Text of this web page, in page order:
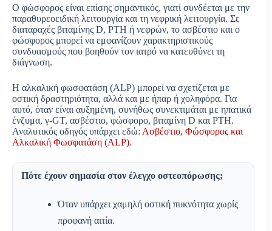
Ο φώσφορος είναι επίσης σημαντικός, γιατί συνδέεται με την
παραθυρεοειδική λειτουργία και τη νεφρική λειτουργία. Σε
διαταραχές βιταμίνης D, PTH ή νεφρών, το ασβέστιο και ο
φώσφορος μπορεί να εμφανίζουν χαρακτηριστικούς
συνδυασμούς που βοηθούν τον ιατρό να κατευθύνει τη
διάγνωση.
Η αλκαλική φωσφατάση (ALP) μπορεί να σχετίζεται με
οστική δραστηριότητα, αλλά και με ήπαρ ή χοληφόρα. Για
αυτό, όταν είναι αυξημένη, συνήθως συνεκτιμάται με ηπατικά
ένζυμα, γ-GT, ασβέστιο, φώσφορο, βιταμίνη D και PTH.
Αναλυτικός οδηγός υπάρχει εδώ: Ασβέστιο, Φώσφορος και
Αλκαλική Φωσφατάση (ALP).
Πότε έχουν σημασία στον έλεγχο οστεοπόρωσης;
Όταν υπάρχει χαμηλή οστική πυκνότητα χωρίς
προφανή αιτία.